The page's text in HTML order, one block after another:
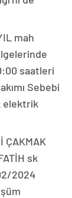
mah
saatleri
Sebebi
elektrik
ÇAKMAK
sk
2024